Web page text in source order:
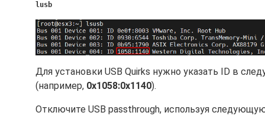
lusb
Для установки USB Quirks нужно указать ID в
(например, 0x1058:0x1140).
Отключите USB passthrough, используя